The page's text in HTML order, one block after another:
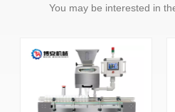
You may be interested in